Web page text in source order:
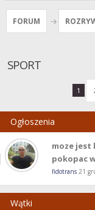
FORUM
SPORT
1
Ogłoszenia
moze jest
pokopac
fidotrans 21
Wątki